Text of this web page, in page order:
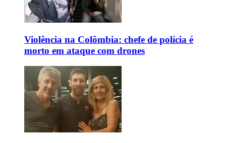
Violência na Colômbia: chefe de polícia é
morto em ataque com drones